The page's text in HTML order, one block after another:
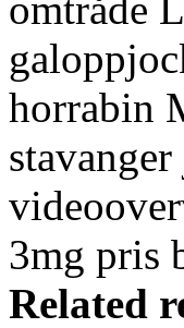
horrabin
3mg pris
Related